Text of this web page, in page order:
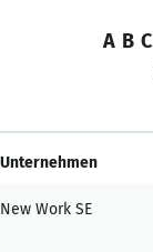
A B C
Unternehmen
New Work SE